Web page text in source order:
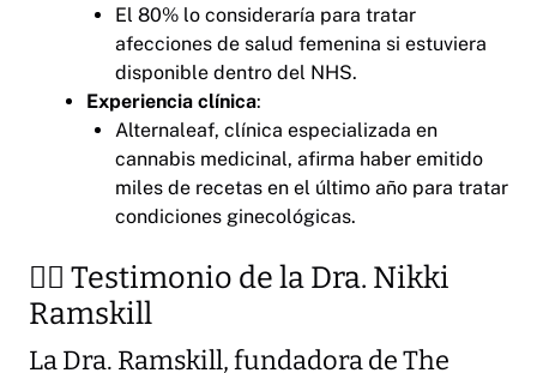
El 80% lo consideraría para tratar
afecciones de salud femenina si estuviera
disponible dentro del NHS.
Experiencia clínica:
Alternaleaf, clínica especializada en
cannabis medicinal, afirma haber emitido
miles de recetas en el último año para tratar
condiciones ginecológicas.
👩‍⚕️ Testimonio de la Dra. Nikki
Ramskill
La Dra. Ramskill, fundadora de The